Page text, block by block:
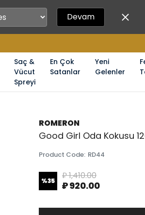
Devam
Saç &
Vücut
Spreyi
En Çok
Satanlar
Yeni
Gelenler
ROMERON
Good Girl Oda Kokusu
Product Code: RD44
%35 ₽ 1,410.00
₽ 920.00